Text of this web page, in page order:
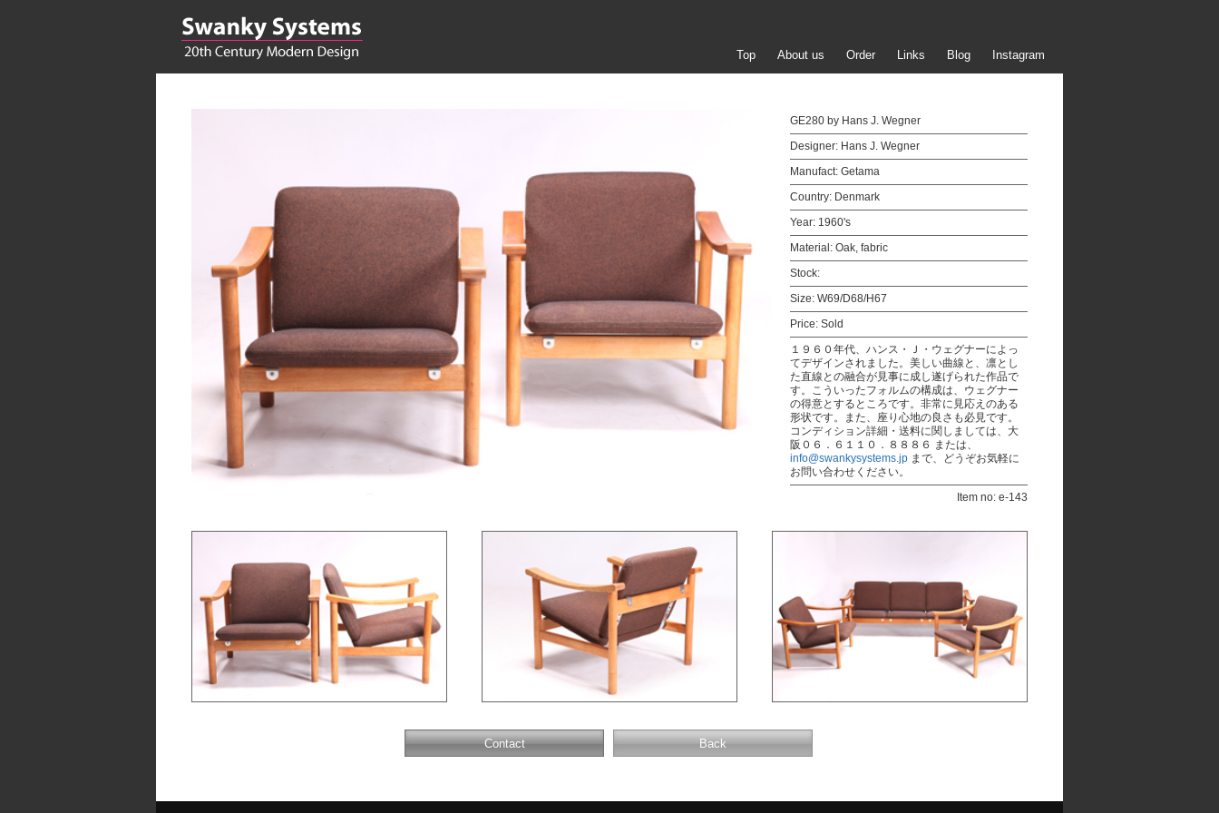
Top About us Order Links Blog Instagram
GE280 by Hans J. Wegner
Designer: Hans J. Wegner
Manufact: Getama
Country: Denmark
Year: 1960's
Material: Oak, fabric
Stock:
Size: W69/D68/H67
Price: Sold
１９６０年代、ハンス・Ｊ・ウェグナーによっ
てデザインされました。美しい曲線と、凛とし
た直線との融合が見事に成し遂げられた作品で
す。こういったフォルムの構成は、ウェグナー
の得意とするところです。非常に見応えのある
形状です。また、座り心地の良さも必見です。
コンディション詳細・送料に関しましては、大
阪０６．６１１０．８８８６ または、
info@swankysystems.jp まで、どうぞお気軽に
お問い合わせください。
Item no: e-143
Contact Back